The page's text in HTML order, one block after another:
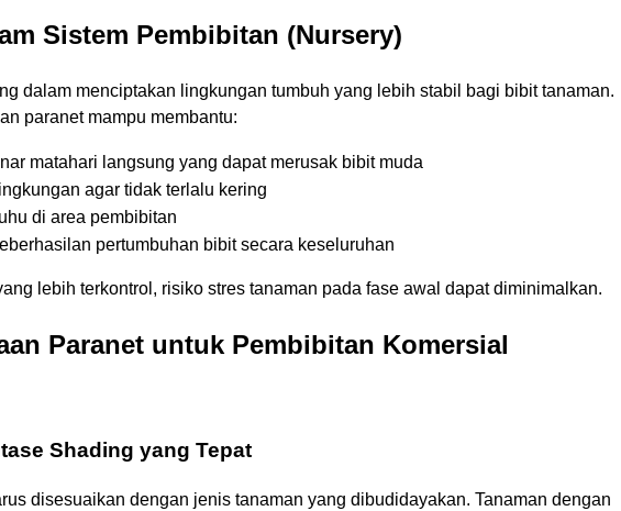
Sistem Pembibitan (Nursery)
dalam menciptakan lingkungan tumbuh yang lebih stabil bagi bibit tanaman.
paranet mampu membantu:
matahari langsung yang dapat merusak bibit muda
agar tidak terlalu kering
di area pembibitan
pertumbuhan bibit secara keseluruhan
lebih terkontrol, risiko stres tanaman pada fase awal dapat diminimalkan.
Paranet untuk Pembibitan Komersial
Shading yang Tepat
disesuaikan dengan jenis tanaman yang dibudidayakan. Tanaman dengan